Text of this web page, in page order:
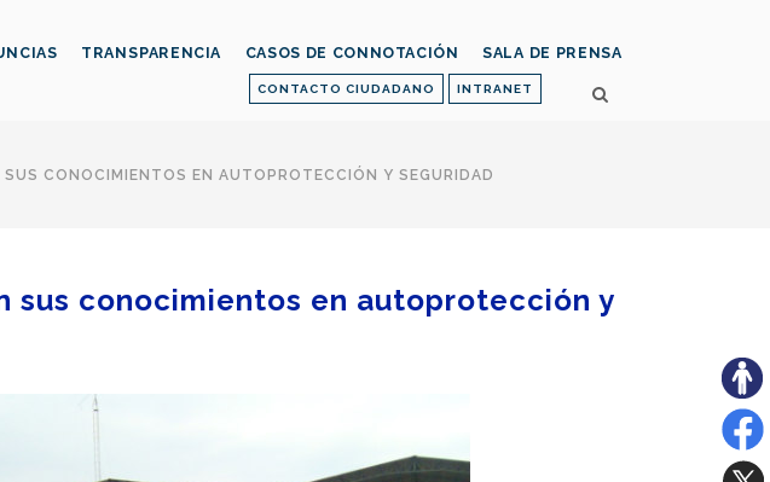
CONTACTO CIUDADANO INTRANET
TRANSPARENCIA CASOS DE CONNOTACIÓN SALA DE PRENSA
CONOCIMIENTOS EN AUTOPROTECCIÓN Y SEGURIDAD
sus conocimientos en autoprotección y